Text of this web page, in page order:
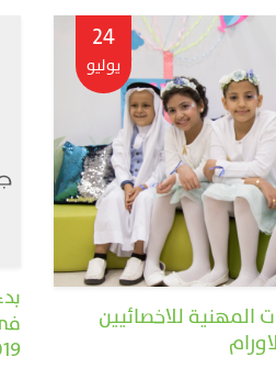
24
يوليو
المهنية للاخصائيين